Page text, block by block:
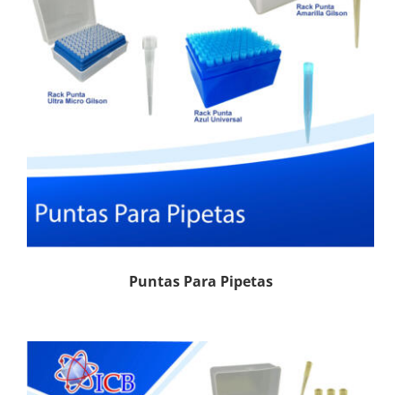
Puntas Para Pipetas